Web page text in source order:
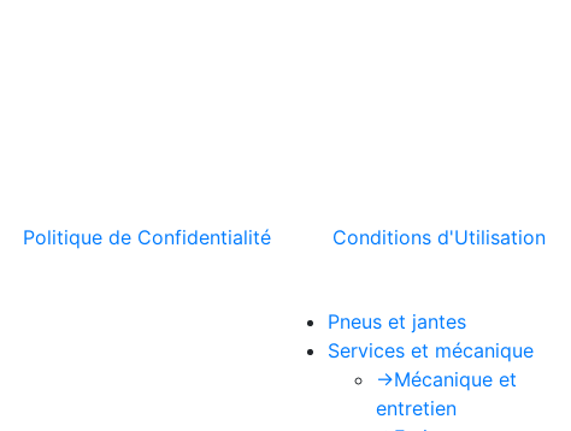
Politique de Confidentialité Conditions d'Utilisation
Pneus et jantes
Services et mécanique
->Mécanique et
entretien